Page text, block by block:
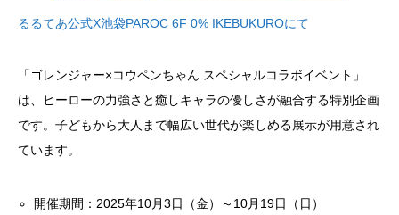
るるてあ公式X池袋PAROC 6F 0% IKEBUKUROにて
「ゴレンジャー×コウペンちゃん スペシャルコラボイベント」
は、ヒーローの力強さと癒しキャラの優しさが融合する特別企画
です。子どもから大人まで幅広い世代が楽しめる展示が用意され
ています。
開催期間：2025年10月3日（金）～10月19日（日）